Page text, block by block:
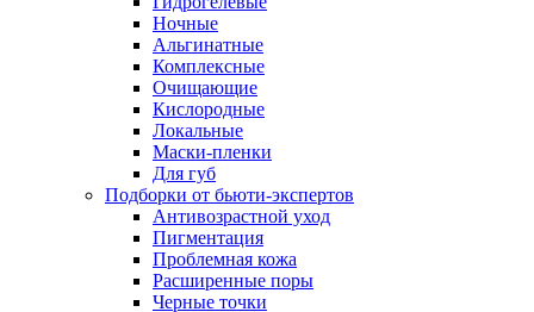
Ночные
Альгинатные
Комплексные
Очищающие
Кислородные
Локальные
Маски-пленки
Для губ
Подборки от бьюти-экспертов
Антивозрастной уход
Пигментация
Проблемная кожа
Расширенные поры
Черные точки